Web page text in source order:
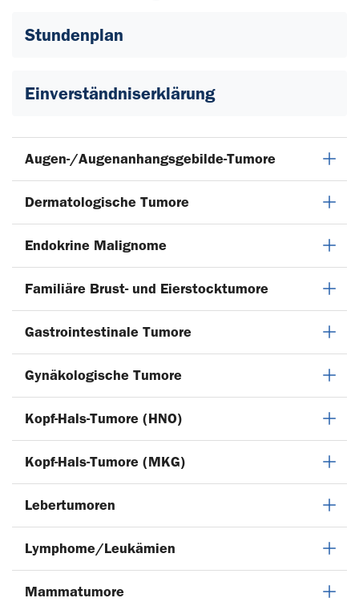
Stundenplan
Einverständniserklärung
Augen-/Augenanhangsgebilde-Tumore
Dermatologische Tumore
Endokrine Malignome
Familiäre Brust- und Eierstocktumore
Gastrointestinale Tumore
Gynäkologische Tumore
Kopf-Hals-Tumore (HNO)
Kopf-Hals-Tumore (MKG)
Lebertumoren
Lymphome/Leukämien
Mammatumore